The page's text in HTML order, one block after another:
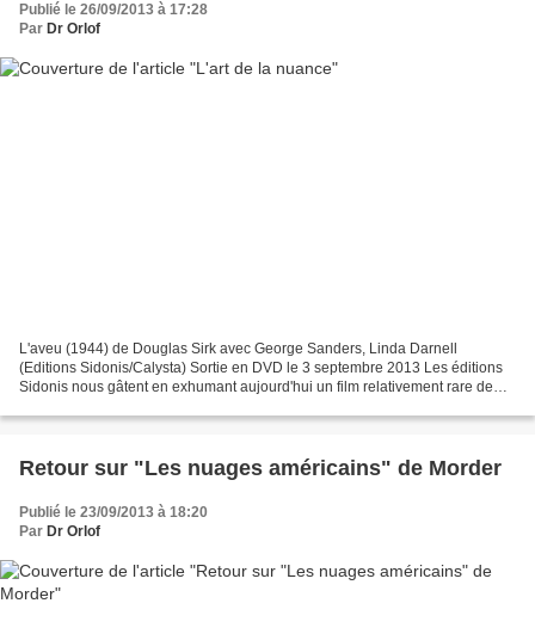
Publié le 26/09/2013 à 17:28
Par Dr Orlof
L'aveu (1944) de Douglas Sirk avec George Sanders, Linda Darnell
(Editions Sidonis/Calysta) Sortie en DVD le 3 septembre 2013 Les éditions
Sidonis nous gâtent en exhumant aujourd'hui un film relativement rare de
Retour sur "Les nuages américains" de Morder
Publié le 23/09/2013 à 18:20
Par Dr Orlof